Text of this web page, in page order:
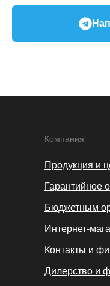
Компания
Продукция и
Гарантийное
Бюджетным
Контакты и
Дилерство и
Интернет-